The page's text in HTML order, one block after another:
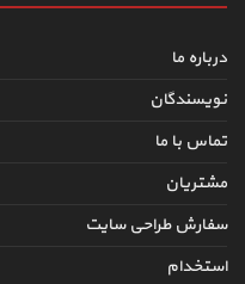
درباره ما
نویسندگان
تماس با ما
مشتریان
سفارش طراحی سایت
استخدام